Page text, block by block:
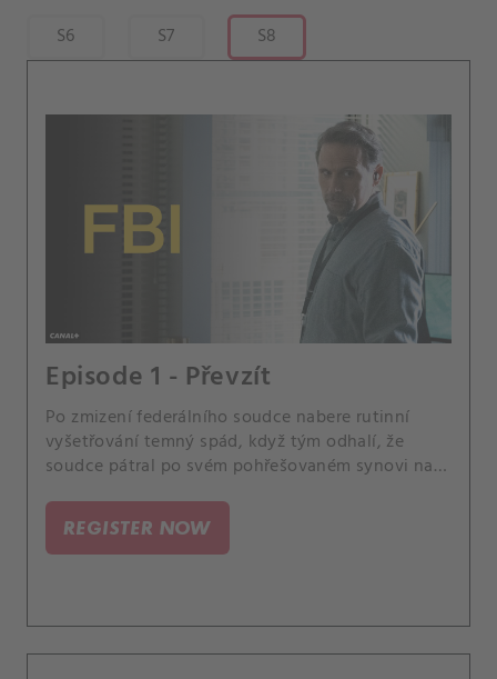
S6 S7 S8
Episode 1 - Převzít
Po zmizení federálního soudce nabere rutinní
vyšetřování temný spád, když tým odhalí, že
soudce pátral po svém pohřešovaném synovi na
autorita.
REGISTER NOW